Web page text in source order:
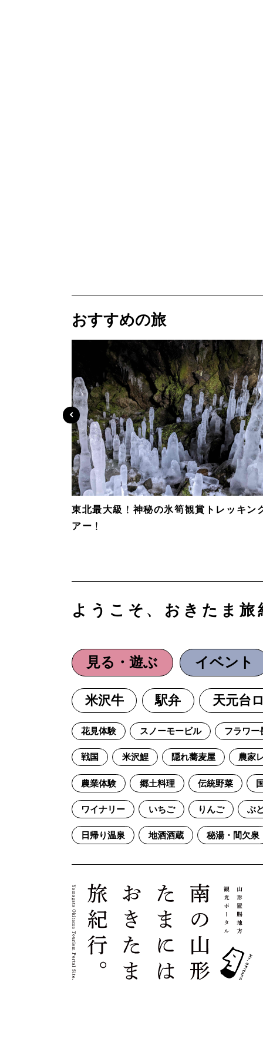
おすすめの旅
東北最大級！神秘の氷筍観賞トレッキン
アー！
ようこそ、おきたま旅
見る・遊ぶ イベント
米沢牛 駅弁 天元台
花見体験 スノーモービル フラワー
戦国 米沢鯉 隠れ蕎麦屋 農家
農業体験 郷土料理 伝統野菜
ワイナリー いちご りんご ぶ
日帰り温泉 地酒酒蔵 秘湯・間欠泉